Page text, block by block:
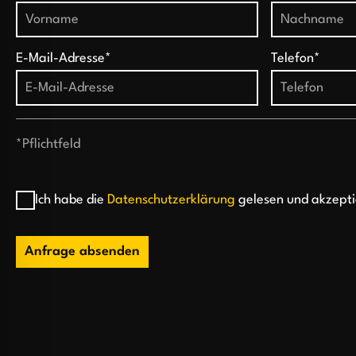
E-Mail-Adresse* Telefon*
*Pflichtfeld
Ich habe die Datenschutzerklärung gelesen und
Anfrage absenden